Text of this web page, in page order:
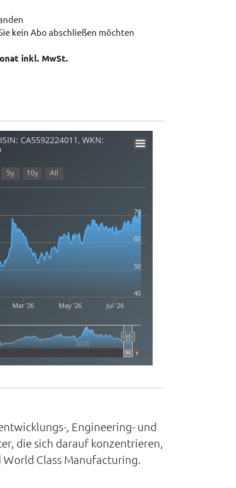
kein Abo abschließen möchten
inkl. MwSt.
CA5592224011, WKN:
Mar '26 May '26 Jul '26
2020
40
50
60
70
5y 10y All
, Engineering- und
die sich darauf konzentrieren,
Class Manufacturing.